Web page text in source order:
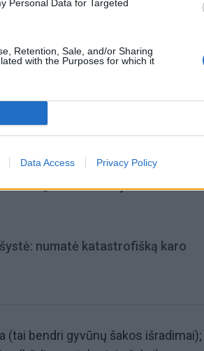
Personal Data for Targeted
Retention, Sale, and/or Sharing
with the Purposes for which it
Data Access Privacy Policy
„Jos vaidmenys išliks
numatė katastrofišką karo
(tai bendri gyvūnų šakos išradimai);